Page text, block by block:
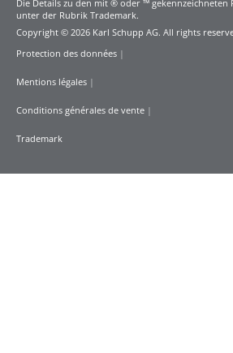
Die Details zu den mit ® oder ™ gekennzeichneten
unter der Rubrik Trademark.
Copyright © 2026 Karl Schupp AG. All rights
Protection des données |
Mentions légales |
Conditions générales de vente |
Trademark